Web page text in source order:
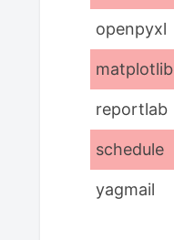
openpyxl
matplotlib
reportlab
schedule
yagmail